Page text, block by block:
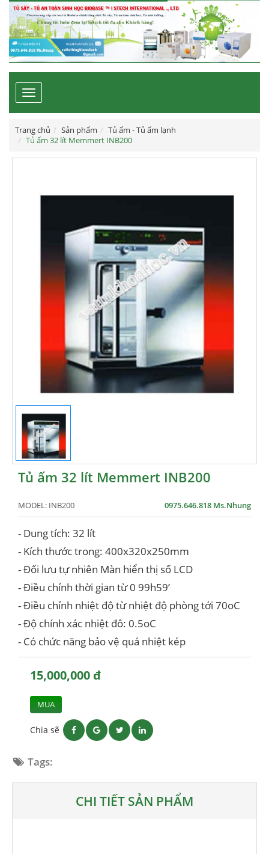
Toggle
navigation
Trang chủ Sản phẩm
Tủ ấm - Tủ ấm lạnh
Tủ ấm 32 lít Memmert INB200
Tủ ấm 32 lít Memmert INB200
MODEL: INB200 0975.646.818 Ms.Nhung
- Dung tích: 32 lít
- Kích thước trong: 400x320x250mm
- Đối lưu tự nhiên Màn hiển thị số LCD
- Điều chỉnh thời gian từ 0 99h59’
- Điều chỉnh nhiệt độ từ nhiệt độ phòng tới 70oC
- Độ chính xác nhiệt đô: 0.5oC
- Có chức năng bảo vệ quá nhiệt kép
15,000,000 đ
MUA
Chia sẽ
Tags:
CHI TIẾT SẢN PHẨM